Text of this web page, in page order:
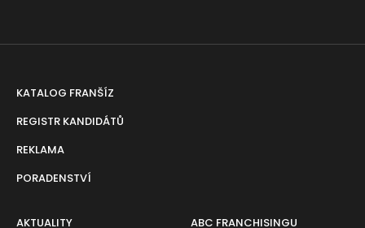
KATALOG FRANŠÍZ
REGISTR KANDIDÁTŮ
REKLAMA
PORADENSTVÍ
AKTUALITY ABC FRANCHISINGU